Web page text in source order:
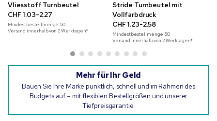
Vliesstoff Turnbeutel
CHF 1.03-2.27
Mindestbestellmenge 50
Versand innerhalb von 2 Werktagen*
Stride Turnbeutel mit
Vollfarbdruck
CHF 1.23-2.58
Mindestbestellmenge 50
Versand innerhalb von 2 Werktagen*
Mehr für Ihr Geld
Bauen Sie Ihre Marke pünktlich, schnell und im Rahmen des
Budgets auf – mit flexiblen Bestellgrößen und unserer
Tiefpreisgarantie.